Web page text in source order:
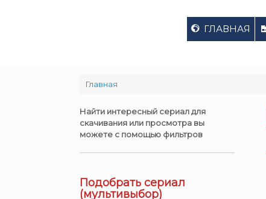
ГЛАВНАЯ
Главная
Найти интересный сериал для
скачивания или просмотра вы
можете с помощью фильтров
Подобрать сериал
(мультивыбор)